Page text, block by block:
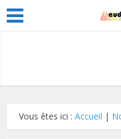
Vous êtes ici :Accueil |